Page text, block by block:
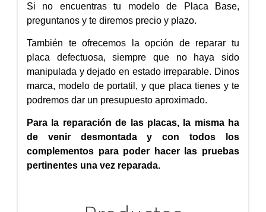
Si no encuentras tu modelo de Placa Base,
preguntanos y te diremos precio y plazo.
También te ofrecemos la opción de reparar tu
placa defectuosa, siempre que no haya sido
manipulada y dejado en estado irreparable. Dinos
marca, modelo de portatil, y que placa tienes y te
podremos dar un presupuesto aproximado.
Para la reparación de las placas, la misma ha
de venir desmontada y con todos los
complementos para poder hacer las pruebas
pertinentes una vez reparada.